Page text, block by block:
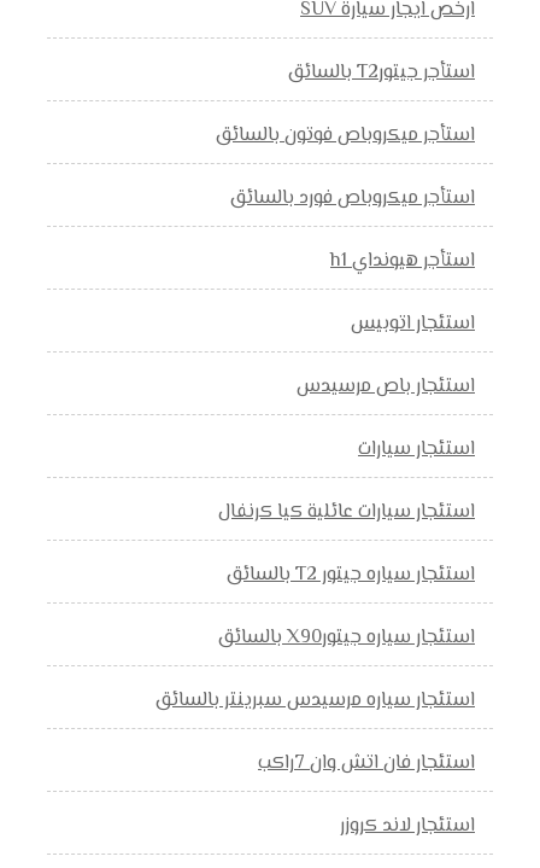
ارخص ايجار سيارة SUV
استأجر جيتورT2 بالسائق
استأجر ميكروباص فوتون بالسائق
استأجر ميكروباص فورد بالسائق
استأجر هيونداي h1
استئجار اتوبيس
استئجار باص مرسيدس
استئجار سيارات
استئجار سيارات عائلية كيا كرنفال
استئجار سياره جيتور T2 بالسائق
استئجار سياره جيتورX90 بالسائق
استئجار سياره مرسيدس سبرينتر بالسائق
استئجار فان اتش وان 7راكب
استئجار لاند كروزر